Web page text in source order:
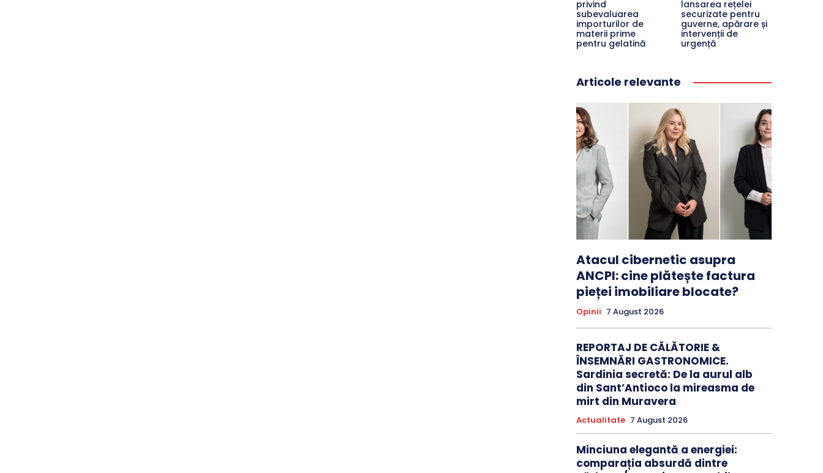
privind
subevaluarea
importurilor de
materii prime
pentru gelatină
lansarea rețelei
securizate pentru
guverne, apărare și
intervenții de
urgență
Articole relevante
Atacul cibernetic asupra
ANCPI: cine plătește factura
pieței imobiliare blocate?
Opinii 7 August 2026
REPORTAJ DE CĂLĂTORIE &
ÎNSEMNĂRI GASTRONOMICE.
Sardinia secretă: De la aurul alb
din Sant’Antioco la mireasma de
mirt din Muravera
Actualitate 7 August 2026
Minciuna elegantă a energiei:
comparația absurdă dintre